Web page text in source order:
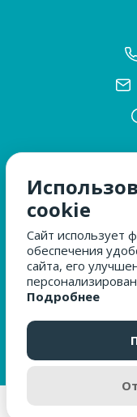
МЫ
cookie
Сайт использует
обеспечения
сайта, его
Подробнее